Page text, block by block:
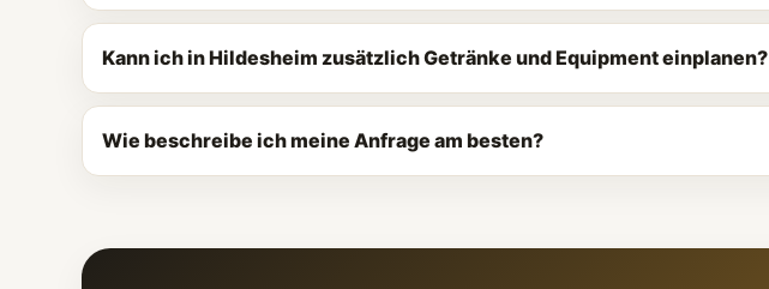
Kann ich in Hildesheim zusätzlich Getränke und Equipment einplanen?
Wie beschreibe ich meine Anfrage am besten?